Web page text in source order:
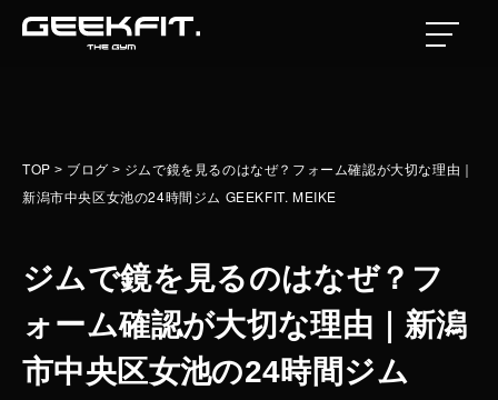
NEWS
TOP
24H OPEN GYM
TOP > ブログ > ジムで鏡を見るのはなぜ？フォーム確認が大切な理由｜
新潟市中央区女池の24時間ジム GEEKFIT. MEIKE
ジムで鏡を見るのはなぜ？フ
ォーム確認が大切な理由｜新潟
市中央区女池の24時間ジム